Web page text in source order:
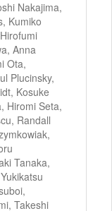
Nakajima,
Kumiko
Anna
Ota,
Plucinsky,
Kosuke
Hiromi Seta,
Randall
Tanaka,
Takeshi